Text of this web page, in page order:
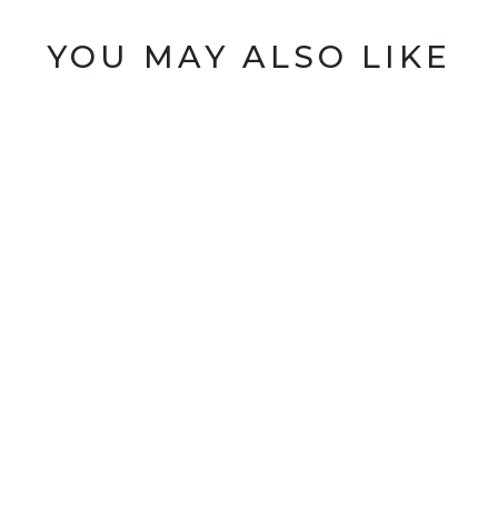
YOU MAY ALSO LIKE